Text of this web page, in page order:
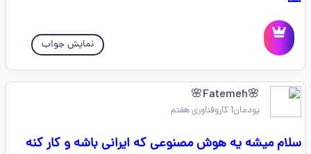
نمایش جواب
🌸Fatemeh🌸
پودمان1 کاروفناوری هفتم
سلام میشه یه هوش مصنوعی که ایرانی باشه و کار کنه